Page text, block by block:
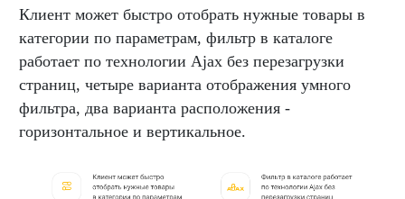
Клиент может быстро отобрать нужные товары в
категории по параметрам, фильтр в каталоге
работает по технологии Ajax без перезагрузки
страниц, четыре варианта отображения умного
фильтра, два варианта расположения -
горизонтальное и вертикальное.